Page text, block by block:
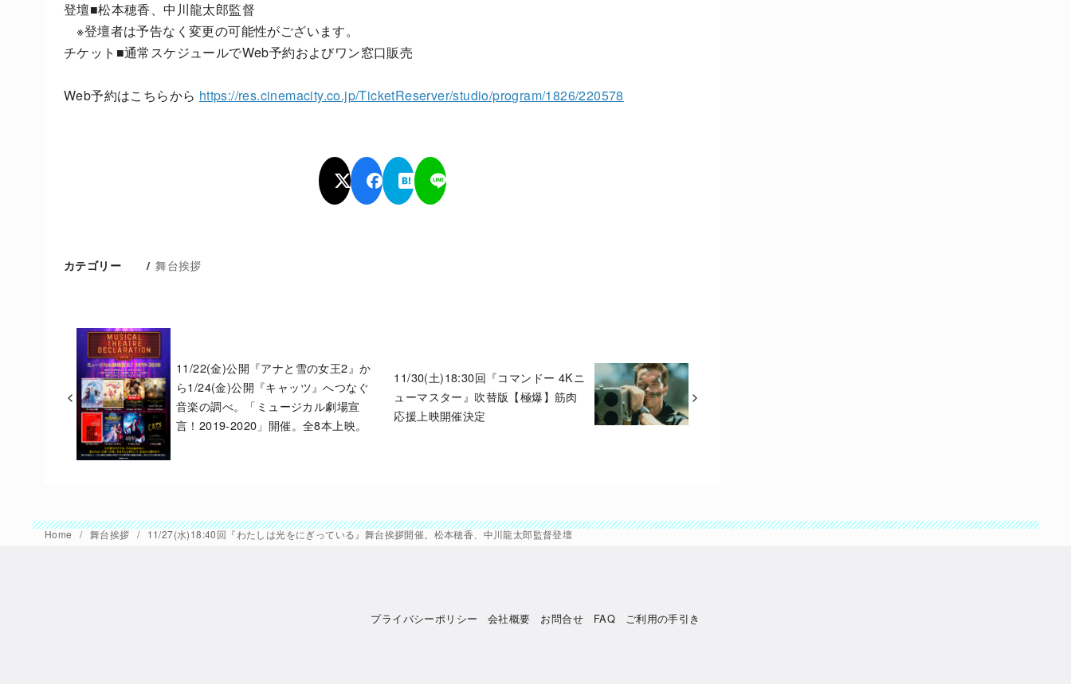
登壇■松本穂香、中川龍太郎監督
※登壇者は予告なく変更の可能性がございます。
チケット■通常スケジュールでWeb予約およびワン窓口販売
Web予約はこちらから https://res.cinemacity.co.jp/TicketReserver/studio/program/1826/220578
カテゴリー 舞台挨拶
11/22(金)公開『アナと雪の女王2』か
ら1/24(金)公開『キャッツ』へつなぐ
音楽の調べ。「ミュージカル劇場宣
言！2019-2020」開催。全8本上映。
11/30(土)18:30回『コマンドー 4Kニ
ューマスター』吹替版【極爆】筋肉
応援上映開催決定
Home 舞台挨拶 11/27(水)18:40回『わたしは光をにぎっている』舞台挨拶開催。松本穂香、中川龍太郎監督登壇
プライバシーポリシー 会社概要 お問合せ FAQ ご利用の手引き